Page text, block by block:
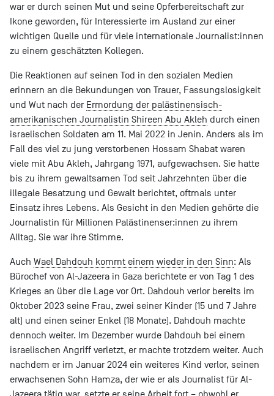
war er durch seinen Mut und seine Opferbereitschaft zur
Ikone geworden, für Interessierte im Ausland zur einer
wichtigen Quelle und für viele internationale Journalist:innen
zu einem geschätzten Kollegen.
Die Reaktionen auf seinen Tod in den sozialen Medien
erinnern an die Bekundungen von Trauer, Fassungslosigkeit
und Wut nach der Ermordung der palästinensisch-
amerikanischen Journalistin Shireen Abu Akleh durch einen
israelischen Soldaten am 11. Mai 2022 in Jenin. Anders als im
Fall des viel zu jung verstorbenen Hossam Shabat waren
viele mit Abu Akleh, Jahrgang 1971, aufgewachsen. Sie hatte
bis zu ihrem gewaltsamen Tod seit Jahrzehnten über die
illegale Besatzung und Gewalt berichtet, oftmals unter
Einsatz ihres Lebens. Als Gesicht in den Medien gehörte die
Journalistin für Millionen Palästinenser:innen zu ihrem
Alltag. Sie war ihre Stimme.
Auch Wael Dahdouh kommt einem wieder in den Sinn: Als
Bürochef von Al-Jazeera in Gaza berichtete er von Tag 1 des
Krieges an über die Lage vor Ort. Dahdouh verlor bereits im
Oktober 2023 seine Frau, zwei seiner Kinder (15 und 7 Jahre
alt) und einen seiner Enkel (18 Monate). Dahdouh machte
dennoch weiter. Im Dezember wurde Dahdouh bei einem
israelischen Angriff verletzt, er machte trotzdem weiter. Auch
nachdem er im Januar 2024 ein weiteres Kind verlor, seinen
erwachsenen Sohn Hamza, der wie er als Journalist für Al-